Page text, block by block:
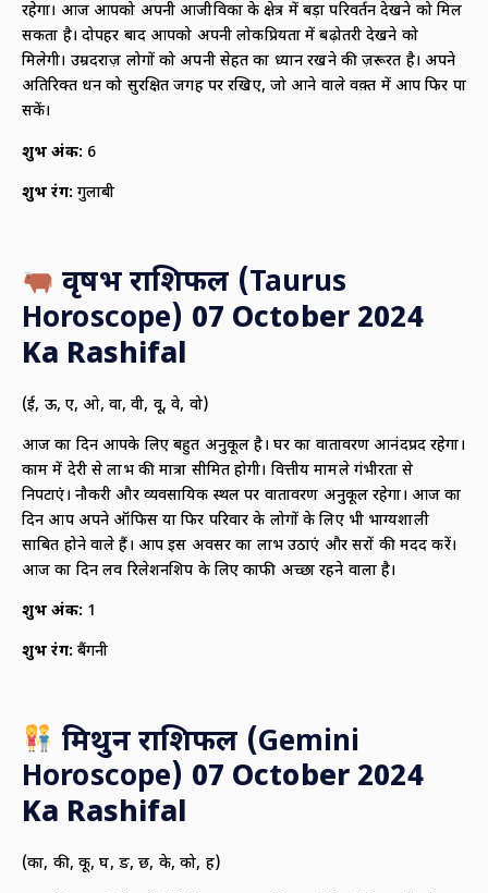
रहेगा। आज आपको अपनी आजीविका के क्षेत्र में बड़ा परिवर्तन देखने को मिल
सकता है। दोपहर बाद आपको अपनी लोकप्रियता में बढ़ोतरी देखने को
मिलेगी। उम्रदराज़ लोगों को अपनी सेहत का ध्यान रखने की ज़रूरत है। अपने
अतिरिक्त धन को सुरक्षित जगह पर रखिए, जो आने वाले वक़्त में आप फिर पा
सकें।
शुभ अंक: 6
शुभ रंग: गुलाबी
वृषभ राशिफल (Taurus
Horoscope) 07 October 2024
Ka Rashifal
(ई, ऊ, ए, ओ, वा, वी, वू, वे, वो)
आज का दिन आपके लिए बहुत अनुकूल है। घर का वातावरण आनंदप्रद रहेगा।
काम में देरी से लाभ की मात्रा सीमित होगी। वित्तीय मामले गंभीरता से
निपटाएं। नौकरी और व्यवसायिक स्थल पर वातावरण अनुकूल रहेगा। आज का
दिन आप अपने ऑफिस या फिर परिवार के लोगों के लिए भी भाग्यशाली
साबित होने वाले हैं। आप इस अवसर का लाभ उठाएं और दूसरों की मदद करें।
आज का दिन लव रिलेशनशिप के लिए काफी अच्छा रहने वाला है।
शुभ अंक: 1
शुभ रंग: बैंगनी
मिथुन राशिफल (Gemini
Horoscope) 07 October 2024
Ka Rashifal
(का, की, कू, घ, ङ, छ, के, को, ह)